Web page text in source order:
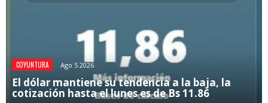
COYUNTURA Ago 5 2026
El dólar mantiene su tendencia a la baja, la
cotización hasta el lunes es de Bs 11.86